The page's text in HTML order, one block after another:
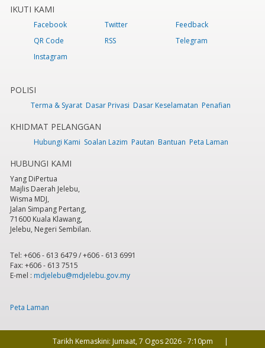
3pm
6pm
8 pm
9 pm
10pm
IKUTI KAMI
Facebook Twitter
Feedback
QR Code
RSS
Telegram
Instagram
POLISI
Terma & Syarat Dasar Privasi Dasar Keselamatan Penafian
KHIDMAT PELANGGAN
Hubungi Kami Soalan Lazim Pautan Bantuan Peta Laman
HUBUNGI KAMI
Yang DiPertua
Majlis Daerah Jelebu,
Wisma MDJ,
Jalan Simpang Pertang,
71600 Kuala Klawang,
Jelebu, Negeri Sembilan.
Tel: +606 - 613 6479 / +606 - 613 6991
Fax: +606 - 613 7515
E-mel : mdjelebu@mdjelebu.gov.my
Peta Laman
Tarikh Kemaskini: Jumaat, 7 Ogos 2026 - 7:10pm